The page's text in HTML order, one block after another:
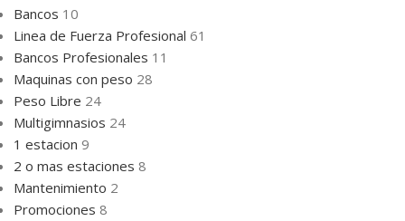
Bancos 10
Linea de Fuerza Profesional 61
Bancos Profesionales 11
Maquinas con peso 28
Peso Libre 24
Multigimnasios 24
1 estacion 9
2 o mas estaciones 8
Mantenimiento 2
Promociones 8